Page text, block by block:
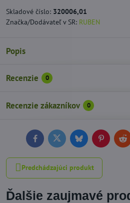
Skladové číslo: 320006,01
Značka/Dodávateľ v SR: RUBEN
Popis
Recenzie 0
Recenzie zákazníkov 0
FacebookTwitterBlueskyPinterest
Predchádzajúci produkt
Ďalšie zaujmavé